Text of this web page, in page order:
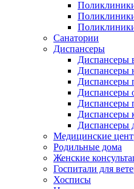
Санатории
Диспансеры
Диспансеры
Диспансеры
Диспансеры
Диспансеры
Диспансеры
Диспансеры
Диспансеры
Медицинские
Родильные дома
Женские
Госпитали для
Хосписы